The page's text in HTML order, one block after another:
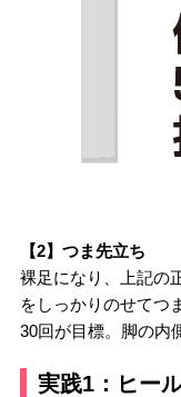
【2】つま先立ち
裸足になり、上記の
をしっかりのせてつ
30回が目標。脚の内
実践1：ヒー